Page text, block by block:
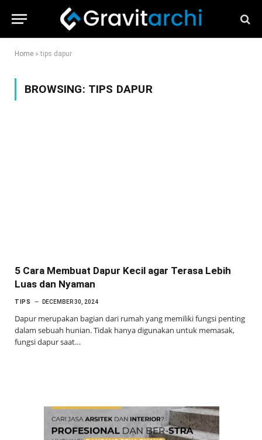
Home »tips dapur
BROWSING: TIPS DAPUR
5 Cara Membuat Dapur Kecil agar Terasa Lebih
Luas dan Nyaman
TIPS DECEMBER 30, 2024
Dapur merupakan bagian dari rumah yang memiliki fungsi penting
dalam sebuah hunian. Tidak hanya digunakan untuk memasak,
fungsi dapur saat…